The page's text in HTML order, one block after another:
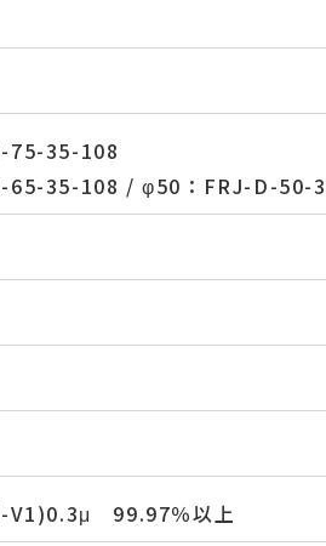
75-35-108
65-35-108 / φ50：FRJ-D-
99.97％以上